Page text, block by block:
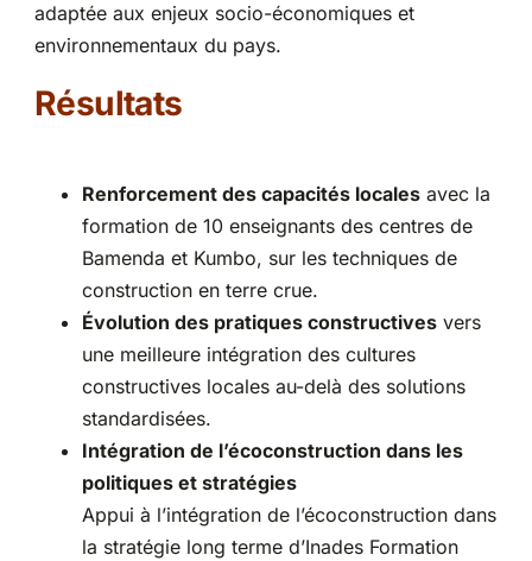
adaptée aux enjeux socio-économiques et
environnementaux du pays.
Résultats
Renforcement des capacités localesavec la
formation de 10 enseignants des centres de
Bamenda et Kumbo, sur les techniques de
construction en terre crue.
Évolution des pratiques constructivesvers
une meilleure intégration des cultures
constructives locales au-delà des solutions
standardisées.
Intégration de l’écoconstruction dans les
politiques et stratégies
Appui à l’intégration de l’écoconstruction dans
la stratégie long terme d’Inades Formation